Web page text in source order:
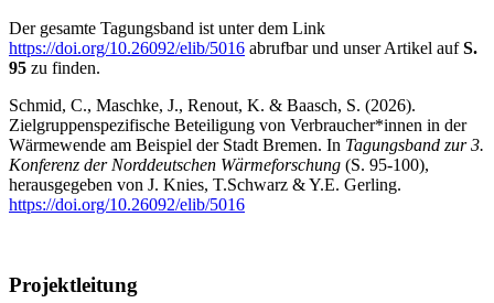
Der gesamte Tagungsband ist unter dem Link
https://doi.org/10.26092/elib/5016 abrufbar und unser Artikel aufS.
95 zu finden.
Schmid, C., Maschke, J., Renout, K. & Baasch, S. (2026).
Zielgruppenspezifische Beteiligung von Verbraucher*innen in der
Wärmewende am Beispiel der Stadt Bremen. In Tagungsband zur 3.
Konferenz der Norddeutschen Wärmeforschung (S. 95-100),
herausgegeben von J. Knies, T.Schwarz & Y.E. Gerling.
https://doi.org/10.26092/elib/5016
Projektleitung